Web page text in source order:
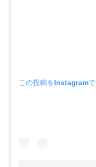
この投稿をInstagramで